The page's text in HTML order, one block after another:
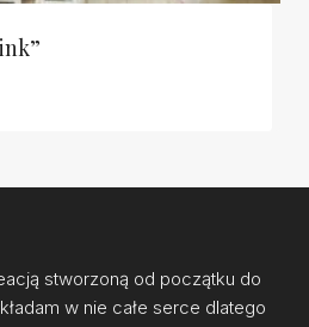
stworzoną od początku do
w nie całe serce dlatego